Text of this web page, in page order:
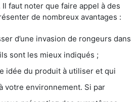
Il faut noter que faire appel à des
de nombreux avantages :
d’une invasion de rongeurs dans
sont les mieux indiqués ;
idée du produit à utiliser et qui
votre environnement. Si par